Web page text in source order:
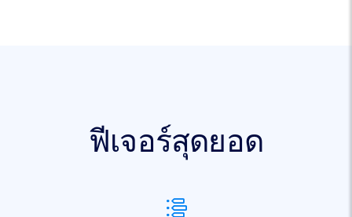
ฟีเจอร์สุดยอด